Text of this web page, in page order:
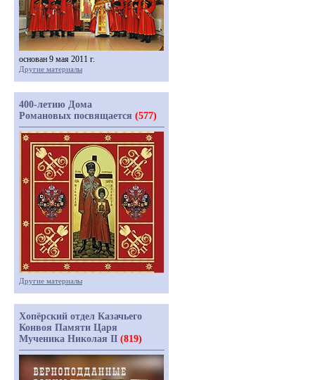
основан 9 мая 2011 г.
Другие материалы
400-летию Дома
Романовых посвящается (577)
Другие материалы
Хопёрский отдел Казачьего
Конвоя Памяти Царя
Мученика Николая II (819)